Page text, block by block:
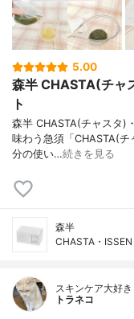
5.00
森半 CHASTA(チャ
ト
森半 CHASTA(チャスタ)
味わう急須「CHASTA(
分の使い…続きを見る
森半
CHASTA・
スキンケア大好き
トラネコ